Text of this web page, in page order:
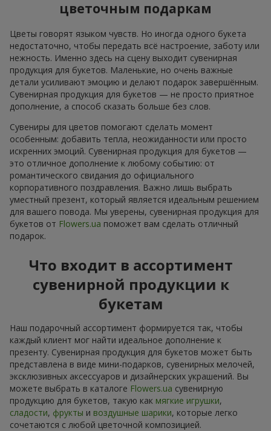
цветочным подаркам
Цветы говорят языком чувств. Но иногда одного букета
недостаточно, чтобы передать всё настроение, заботу или
нежность. Именно здесь на сцену выходит сувенирная
продукция для букетов. Маленькие, но очень важные
детали усиливают эмоцию и делают подарок завершённым.
Сувенирная продукция для букетов — не просто приятное
дополнение, а способ сказать больше без слов.
Сувениры для цветов помогают сделать момент
особенным: добавить тепла, неожиданности или просто
искренних эмоций. Сувенирная продукция для букетов —
это отличное дополнение к любому событию: от
романтического свидания до официального
корпоративного поздравления. Важно лишь выбрать
уместный презент, который является идеальным решением
для вашего повода. Мы уверены, сувенирная продукция для
букетов от Flowers.ua поможет вам сделать отличный
подарок.
Что входит в ассортимент
сувенирной продукции к
букетам
Наш подарочный ассортимент формируется так, чтобы
каждый клиент мог найти идеальное дополнение к
презенту. Сувенирная продукция для букетов может быть
представлена в виде мини-подарков, сувенирных мелочей,
эксклюзивных аксессуаров и дизайнерских украшений. Вы
можете выбрать в каталоге Flowers.ua сувенирную
продукцию для букетов, такую как мягкие игрушки,
сладости, фрукты и воздушные шарики, которые легко
сочетаются с любой цветочной композицией.